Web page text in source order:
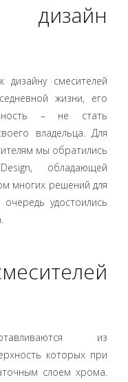
дизайн
дизайну смесителей
жизни, его
– не стать
владельца. Для
мы обратились
обладающей
многих решений для
удостоились
из
которых при
слоем хрома.